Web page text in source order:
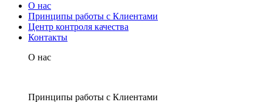
О нас
Принципы работы с Клиентами
Центр контроля качества
Контакты
О нас
Принципы работы с Клиентами